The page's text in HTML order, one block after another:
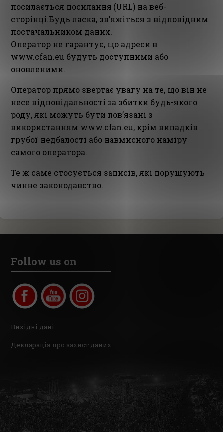
посилається посилання (URL) на веб-
сторінці.Будь ласка, зв'яжіться з відповідним
постачальником даних.
Оператор не гарантує, що адреси в
www.cfan.eu будуть доступними або
оновленими.
Оператор прямо звертає увагу на те, що він не
несе відповідальності за збитки будь-якого
роду, які можуть бути пов’язані з
використанням www.cfan.eu, крім випадків
грубої недбалості або навмисного наміру
самого оператора.
Те ж саме стосується записів, які порушують
чинне законодавство.
Follow us on
Вихідні дані
Декларація про захист даних